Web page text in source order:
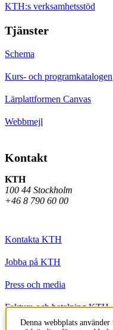
KTH:s verksamhetsstöd
Tjänster
Schema
Kurs- och programkatalogen
Lärplattformen Canvas
Webbmejl
Kontakt
KTH
100 44 Stockholm
+46 8 790 60 00
Kontakta KTH
Jobba på KTH
Press och media
Faktura och betalning KTH
Denna webbplats